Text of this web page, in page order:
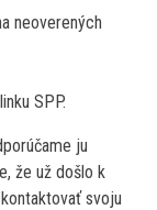
neoverených
SPP.
ju
že už došlo k
svoju